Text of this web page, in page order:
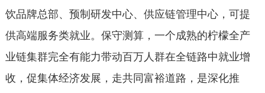
饮品牌总部、预制研发中⼼、供应链管理中⼼，可提
供⾼端服务类就业。保守测算，⼀个成熟的柠檬全产
业链集群完全有能⼒带动百万⼈群在全链路中就业增
收，促集体经济发展，走共同富裕道路，是深化推